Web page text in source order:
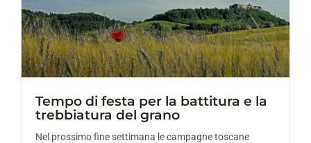
Tempo di festa per la battitura e la
trebbiatura del grano
Nel prossimo fine settimana le campagne toscane